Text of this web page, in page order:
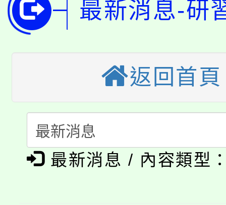
田徑場及游泳池舉行。
桃園市低收入戶享有免
半價優惠，詳情可洽有
者。
份教師增能研習
大溪自造教育及科技
淨零綠生活教案入校路
會
115年食農教育專業人
程
「本色祭」8/29、30在
場熱烈登場!
8/21下午1時於龍潭區
最新消息-研
返回首頁
最新消息 / 內容類型